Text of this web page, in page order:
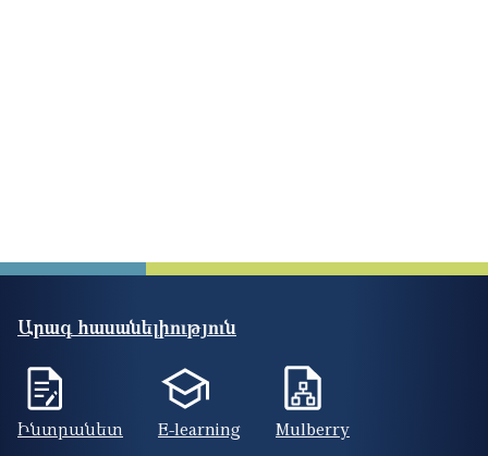
Արագ հասանելիություն
Ինտրանետ E-learning Mulberry